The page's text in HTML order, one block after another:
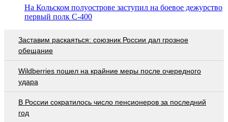
На Кольском полуострове заступил на боевое дежурство
первый полк С-400
Заставим раскаяться: союзник России дал грозное
обещание
Wildberries пошел на крайние меры после очередного
удара
В России сократилось число пенсионеров за последний
год